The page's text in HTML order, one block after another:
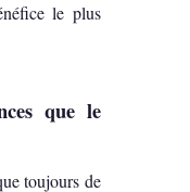
le plus
que le
toujours de